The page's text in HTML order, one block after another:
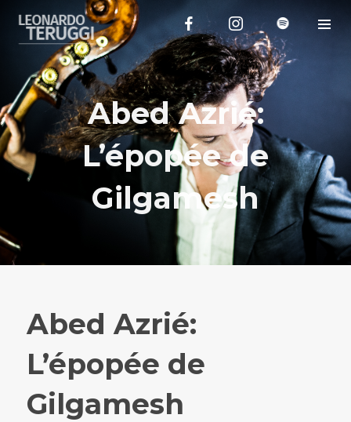
Abed Azrié:
L’épopée de
Gilgamesh
Abed Azrié:
L’épopée de
Gilgamesh